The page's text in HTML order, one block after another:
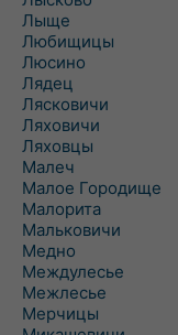
Лыще
Любищицы
Люсино
Лядец
Лясковичи
Ляховичи
Ляховцы
Малеч
Малое Городище
Малорита
Мальковичи
Медно
Междулесье
Межлесье
Мерчицы